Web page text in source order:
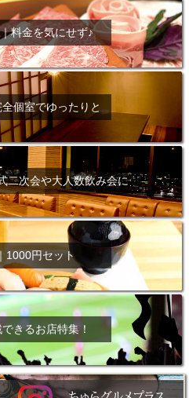
料金を気にせず♪
個室でゆったりと
二次会や大人数飲み会に
1000円セット
きるお店特集！